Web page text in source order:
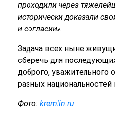
проходили через
исторически доказали
и согласии».
Задача всех ныне
сберечь для
доброго,
разных национальностей
Фото: kremlin.ru